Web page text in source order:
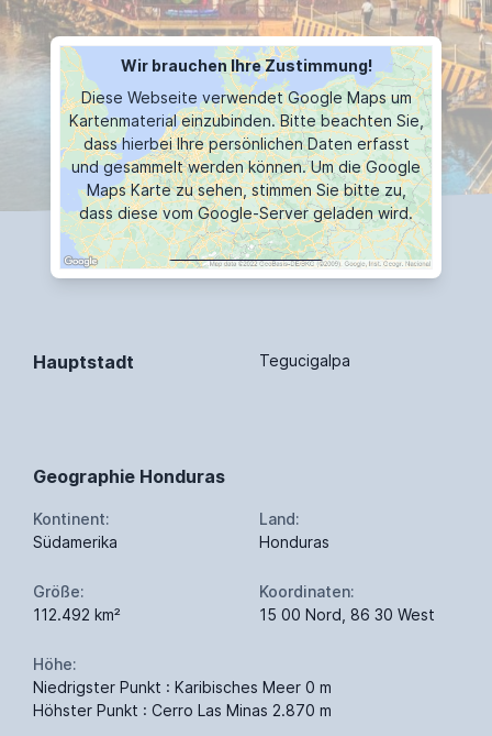
Wir brauchen Ihre Zustimmung!
Diese Webseite verwendet Google Maps um
Kartenmaterial einzubinden. Bitte beachten Sie,
dass hierbei Ihre persönlichen Daten erfasst
und gesammelt werden können. Um die Google
Maps Karte zu sehen, stimmen Sie bitte zu,
dass diese vom Google-Server geladen wird.
MAP ANZEIGEN
Hauptstadt Tegucigalpa
Geographie Honduras
Kontinent:
Südamerika
Land:
Honduras
Größe:
112.492 km²
Koordinaten:
15 00 Nord, 86 30 West
Höhe:
Niedrigster Punkt : Karibisches Meer 0 m
Höhster Punkt : Cerro Las Minas 2.870 m